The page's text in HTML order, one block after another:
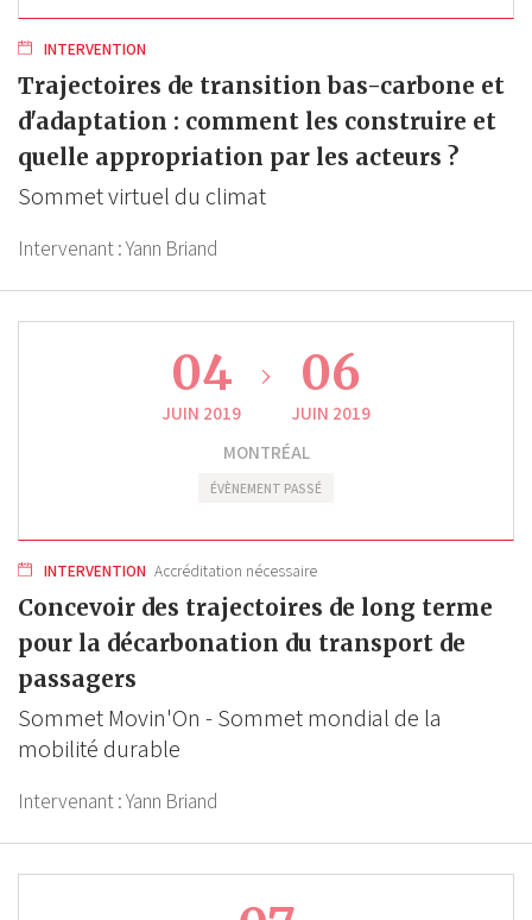
INTERVENTION
Trajectoires de transition bas-carbone et
d'adaptation : comment les construire et
quelle appropriation par les acteurs ?
Sommet virtuel du climat
Intervenant :Yann Briand
04
JUIN 2019
06
JUIN 2019
MONTRÉAL
ÉVÈNEMENT PASSÉ
INTERVENTION Accréditation nécessaire
Concevoir des trajectoires de long terme
pour la décarbonation du transport de
passagers
Sommet Movin'On - Sommet mondial de la
mobilité durable
Intervenant :Yann Briand